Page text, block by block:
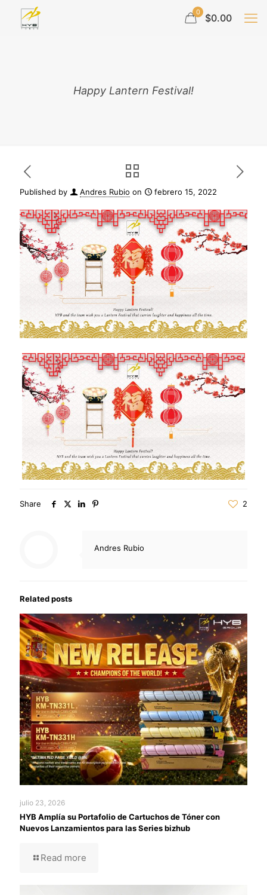
0 $0.00
Happy Lantern Festival!
Published by Andres Rubio on febrero 15, 2022
Share 2
Andres Rubio
Related posts
julio 23, 2026
HYB Amplía su Portafolio de Cartuchos de Tóner con
Nuevos Lanzamientos para las Series bizhub
Read more